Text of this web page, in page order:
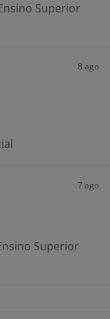
Superior
8 ago
7 ago
Superior